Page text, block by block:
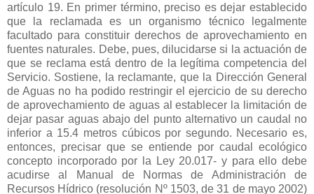
artículo 19. En primer término, preciso es dejar establecido
que la reclamada es un organismo técnico legalmente
facultado para constituir derechos de aprovechamiento en
fuentes naturales. Debe, pues, dilucidarse si la actuación de
que se reclama está dentro de la legítima competencia del
Servicio. Sostiene, la reclamante, que la Dirección General
de Aguas no ha podido restringir el ejercicio de su derecho
de aprovechamiento de aguas al establecer la limitación de
dejar pasar aguas abajo del punto alternativo un caudal no
inferior a 15.4 metros cúbicos por segundo. Necesario es,
entonces, precisar que se entiende por caudal ecológico
concepto incorporado por la Ley 20.017- y para ello debe
acudirse al Manual de Normas de Administración de
Recursos Hídrico (resolución Nº 1503, de 31 de mayo 2002)